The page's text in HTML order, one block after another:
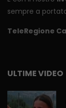
sempre a
TeleRegione
ULTIME VIDEO